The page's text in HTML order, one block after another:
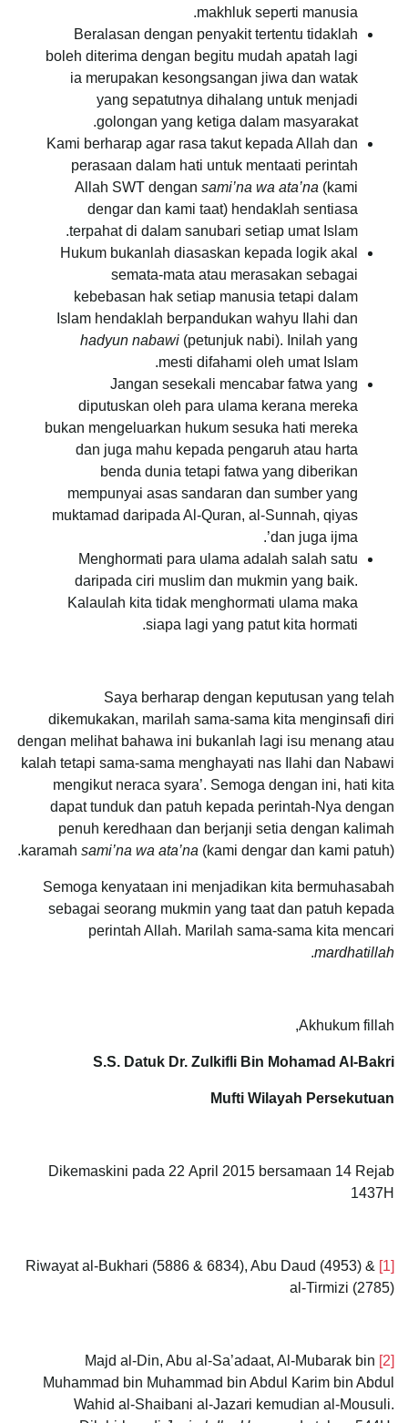
makhluk seperti manusia.
Beralasan dengan penyakit tertentu tidaklah
boleh diterima dengan begitu mudah apatah lagi
ia merupakan kesongsangan jiwa dan watak
yang sepatutnya dihalang untuk menjadi
golongan yang ketiga dalam masyarakat.
Kami berharap agar rasa takut kepada Allah dan
perasaan dalam hati untuk mentaati perintah
Allah SWT dengan sami’na wa ata’na (kami
dengar dan kami taat) hendaklah sentiasa
terpahat di dalam sanubari setiap umat Islam.
Hukum bukanlah diasaskan kepada logik akal
semata-mata atau merasakan sebagai
kebebasan hak setiap manusia tetapi dalam
Islam hendaklah berpandukan wahyu Ilahi dan
hadyun nabawi (petunjuk nabi). Inilah yang
mesti difahami oleh umat Islam.
Jangan sesekali mencabar fatwa yang
diputuskan oleh para ulama kerana mereka
bukan mengeluarkan hukum sesuka hati mereka
dan juga mahu kepada pengaruh atau harta
benda dunia tetapi fatwa yang diberikan
mempunyai asas sandaran dan sumber yang
muktamad daripada Al-Quran, al-Sunnah, qiyas
dan juga ijma’.
Menghormati para ulama adalah salah satu
daripada ciri muslim dan mukmin yang baik.
Kalaulah kita tidak menghormati ulama maka
siapa lagi yang patut kita hormati.
Saya berharap dengan keputusan yang telah
dikemukakan, marilah sama-sama kita menginsafi diri
dengan melihat bahawa ini bukanlah lagi isu menang atau
kalah tetapi sama-sama menghayati nas Ilahi dan Nabawi
mengikut neraca syara’. Semoga dengan ini, hati kita
dapat tunduk dan patuh kepada perintah-Nya dengan
penuh keredhaan dan berjanji setia dengan kalimah
karamah sami’na wa ata’na (kami dengar dan kami patuh).
Semoga kenyataan ini menjadikan kita bermuhasabah
sebagai seorang mukmin yang taat dan patuh kepada
perintah Allah. Marilah sama-sama kita mencari
mardhatillah
.
Akhukum fillah,
S.S. Datuk Dr. Zulkifli Bin Mohamad Al-Bakri
Mufti Wilayah Persekutuan
Dikemaskini pada 22 April 2015 bersamaan 14 Rejab
1437H
[1]
Riwayat al-Bukhari (5886 & 6834), Abu Daud (4953) &
al-Tirmizi (2785)
[2]
Majd al-Din, Abu al-Sa’adaat, Al-Mubarak bin
Muhammad bin Muhammad bin Abdul Karim bin Abdul
Wahid al-Shaibani al-Jazari kemudian al-Mousuli.